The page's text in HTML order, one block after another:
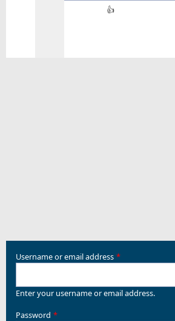
In
👍
Username or email address
Enter your username or email address.
Password